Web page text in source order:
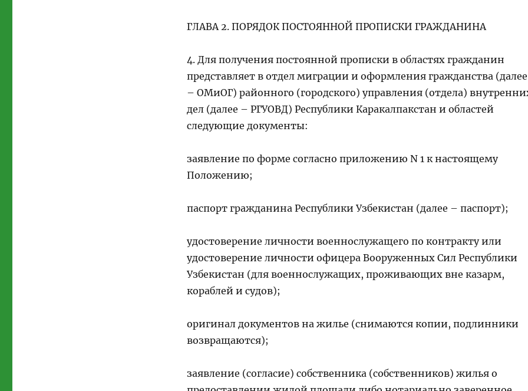
ГЛАВА 2. ПОРЯДОК ПОСТОЯННОЙ ПРОПИСКИ ГРАЖДАНИНА
4. Для получения постоянной прописки в областях гражданин
представляет в отдел миграции и оформления гражданства (далее
– ОМиОГ) районного (городского) управления (отдела)
дел (далее – РГУОВД) Республики Каракалпакстан и областей
следующие документы:
заявление по форме согласно приложению N 1 к настоящему
Положению;
паспорт гражданина Республики Узбекистан (далее – паспорт);
удостоверение личности военнослужащего по контракту или
удостоверение личности офицера Вооруженных Сил Республики
Узбекистан (для военнослужащих, проживающих вне казарм,
кораблей и судов);
оригинал документов на жилье (снимаются копии, подлинники
возвращаются);
заявление (согласие) собственника (собственников) жилья о